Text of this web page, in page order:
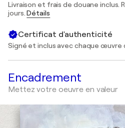
Livraison et frais de douane inclus.
jours.Détails
Certificat d'authenticité
Signé et inclus avec chaque œuvre
Encadrement
Mettez votre oeuvre en valeur